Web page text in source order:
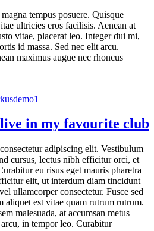
tempus posuere. Quisque
ultricies eros facilisis. Aenean at
vitae, placerat leo. Integer dui mi,
id massa. Sed nec elit arcu.
maximus augue nec rhoncus
in my favourite club
adipiscing elit. Vestibulum
cursus, lectus nibh efficitur orci, et
eu risus eget mauris pharetra
elit, ut interdum diam tincidunt
ullamcorper consectetur. Fusce sed
est vitae quam rutrum rutrum.
malesuada, at accumsan metus
in tempor leo. Curabitur